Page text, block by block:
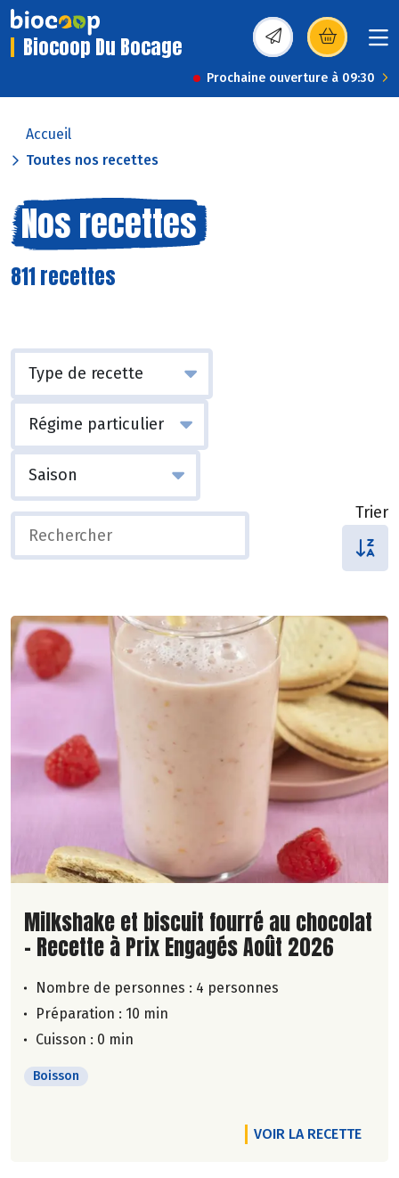
Biocoop Du Bocage (s’ouvre dans une
Prochaine ouverture à 09:30
Accueil
Toutes nos recettes
Nos recettes
811 recettes
Trier
Lire la suite de la recette
Milkshake et biscuit fourré au chocolat
- Recette à Prix Engagés Août 2026
Nombre de personnes : 4 personnes
Préparation : 10 min
Cuisson : 0 min
Boisson
VOIR LA RECETTE